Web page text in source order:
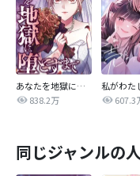
あなたを地獄に堕とすまで
838.2万
607.3
同じジャンルの